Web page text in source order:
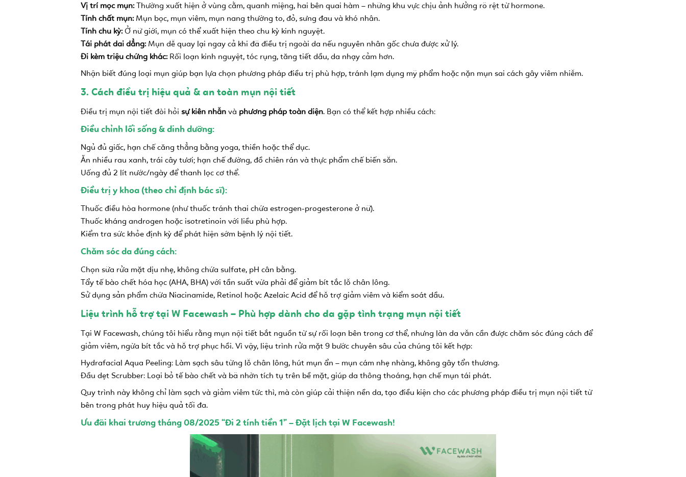
Vị trí mọc mụn:Thường xuất hiện ở vùng cằm, quanh miệng, hai bên quai hàm – những khu vực chịu ảnh hưởng rõ rệt từ hormone.
Tính chất mụn:Mụn bọc, mụn viêm, mụn nang thường to, đỏ, sưng đau và khó nhân.
Tính chu kỳ:Ở nữ giới, mụn có thể xuất hiện theo chu kỳ kinh nguyệt.
Tái phát dai dẳng:Mụn dễ quay lại ngay cả khi đã điều trị ngoài da nếu nguyên nhân gốc chưa được xử lý.
Đi kèm triệu chứng khác:Rối loạn kinh nguyệt, tóc rụng, tăng tiết dầu, da nhạy cảm hơn.
Nhận biết đúng loại mụn giúp bạn lựa chọn phương pháp điều trị phù hợp, tránh lạm dụng mỹ phẩm hoặc nặn mụn sai cách gây viêm nhiễm.
3. Cách điều trị hiệu quả & an toàn mụn nội tiết
Điều trị mụn nội tiết đòi hỏi sự kiên nhẫnvà phương pháp toàn diện. Bạn có thể kết hợp nhiều cách:
Điều chỉnh lối sống & dinh dưỡng:
Ngủ đủ giấc, hạn chế căng thẳng bằng yoga, thiền hoặc thể dục.
Ăn nhiều rau xanh, trái cây tươi; hạn chế đường, đồ chiên rán và thực phẩm chế biến sẵn.
Uống đủ 2 lít nước/ngày để thanh lọc cơ thể.
Điều trị y khoa (theo chỉ định bác sĩ):
Thuốc điều hòa hormone (như thuốc tránh thai chứa estrogen-progesterone ở nữ).
Thuốc kháng androgen hoặc isotretinoin với liều phù hợp.
Kiểm tra sức khỏe định kỳ để phát hiện sớm bệnh lý nội tiết.
Chăm sóc da đúng cách:
Chọn sữa rửa mặt dịu nhẹ, không chứa sulfate, pH cân bằng.
Tẩy tế bào chết hóa học (AHA, BHA) với tần suất vừa phải để giảm bít tắc lỗ chân lông.
Sử dụng sản phẩm chứa Niacinamide, Retinol hoặc Azelaic Acid để hỗ trợ giảm viêm và kiểm soát dầu.
Liệu trình hỗ trợ tại W Facewash – Phù hợp dành cho da gặp tình trạng mụn nội tiết
Tại W Facewash, chúng tôi hiểu rằng mụn nội tiết bắt nguồn từ sự rối loạn bên trong cơ thể, nhưng làn da vẫn cần được chăm sóc đúng cách để
giảm viêm, ngừa bít tắc và hỗ trợ phục hồi. Vì vậy, liệu trình rửa mặt 9 bước chuyên sâu của chúng tôi kết hợp:
Hydrafacial Aqua Peeling: Làm sạch sâu từng lỗ chân lông, hút mụn ẩn – mụn cám nhẹ nhàng, không gây tổn thương.
Đầu dẹt Scrubber: Loại bỏ tế bào chết và bã nhờn tích tụ trên bề mặt, giúp da thông thoáng, hạn chế mụn tái phát.
Quy trình này không chỉ làm sạch và giảm viêm tức thì, mà còn giúp cải thiện nền da, tạo điều kiện cho các phương pháp điều trị mụn nội tiết từ
bên trong phát huy hiệu quả tối đa.
Ưu đãi khai trương tháng 08/2025 “Đi 2 tính tiền 1” – Đặt lịch tại W Facewash!